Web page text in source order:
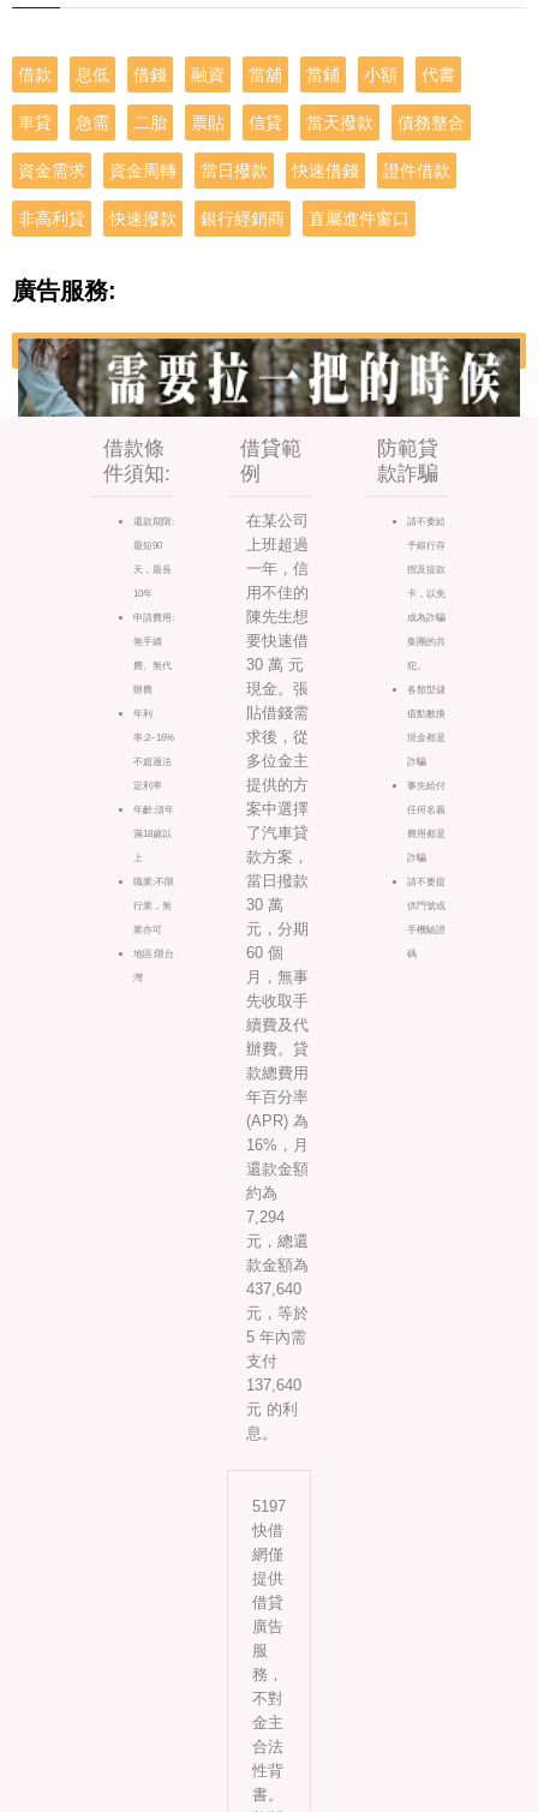
借款 息低 借錢 融資 當舖 當鋪 小額 代書
車貸 急需 二胎 票貼 信貸 當天撥款 債務整合
資金需求 資金周轉 當日撥款 快速借錢 證件借款
非高利貸 快速撥款 銀行經銷商 直屬進件窗口
廣告服務:
借款條
件須知:
還款期限:
最短90
天，最長
10年
申請費用:
無手續
費、無代
辦費
年利
率:2~16%
不超過法
定利率
年齡:須年
滿18歲以
上
職業:不限
行業，無
業亦可
地區:限台
灣
借貸範
例
在某公司
上班超過
一年，信
用不佳的
陳先生想
要快速借
30 萬 元
現金。張
貼借錢需
求後，從
多位金主
提供的方
案中選擇
了汽車貸
款方案，
當日撥款
30 萬
元，分期
60 個
月，無事
先收取手
續費及代
辦費。貸
款總費用
年百分率
(APR) 為
16%，月
還款金額
約為
7,294
元，總還
款金額為
437,640
元，等於
5 年內需
支付
137,640
元 的利
息。
防範貸
款詐騙
請不要給
予銀行存
摺及提款
卡，以免
成為詐騙
集團的共
犯。
各類型儲
值點數換
現金都是
詐騙
事先給付
任何名義
費用都是
詐騙
請不要提
供門號或
手機驗證
碼
5197
快借
網僅
提供
借貸
廣告
服
務，
不對
金主
合法
性背
書。